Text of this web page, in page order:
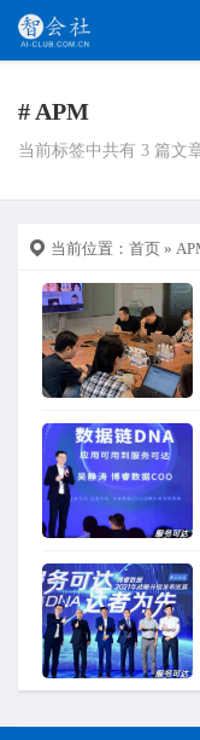
# APM
当前标签中共有 3 篇文
当前位置： 首页 »